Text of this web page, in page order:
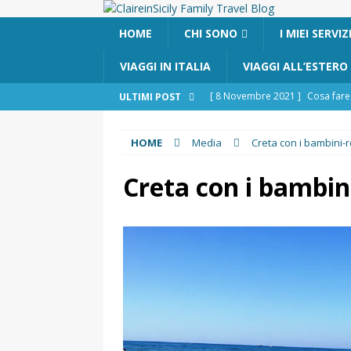
HOME CHI SONO I MIEI SERVIZI
VIAGGI IN ITALIA VIAGGI ALL’ESTERO
ULTIMI POST [ 8 Novembre 2021 ] Cosa
[ 6 Maggio 2026 ] Cascate del
percorso e consigli utili
GITE
Dove
DOVE DORMIRE
HOME Media Creta con i bambini-
Creta con i